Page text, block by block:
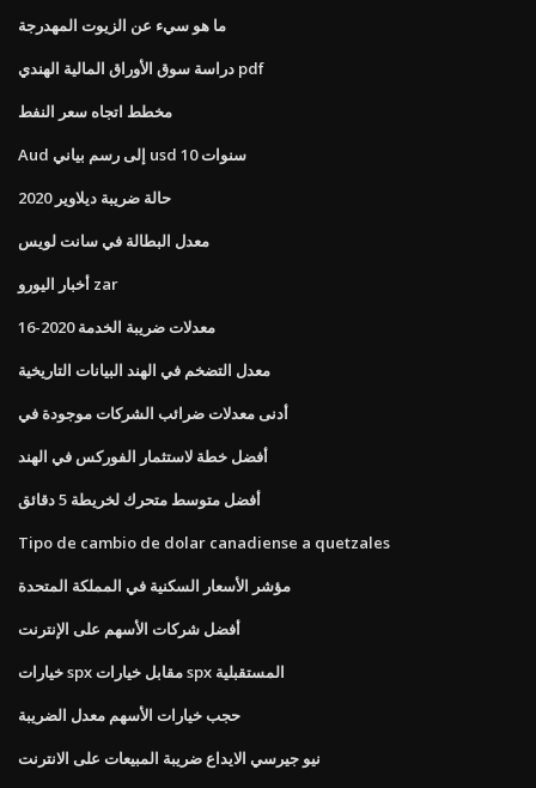
ما هو سيء عن الزيوت المهدرجة
دراسة سوق الأوراق المالية الهندي pdf
مخطط اتجاه سعر النفط
Aud إلى رسم بياني usd 10 سنوات
حالة ضريبة ديلاوير 2020
معدل البطالة في سانت لويس
أخبار اليورو zar
معدلات ضريبة الخدمة 2020-16
معدل التضخم في الهند البيانات التاريخية
أدنى معدلات ضرائب الشركات موجودة في
أفضل خطة لاستثمار الفوركس في الهند
أفضل متوسط ​​متحرك لخريطة 5 دقائق
Tipo de cambio de dolar canadiense a quetzales
مؤشر الأسعار السكنية في المملكة المتحدة
أفضل شركات الأسهم على الإنترنت
خيارات spx مقابل خيارات spx المستقبلية
حجب خيارات الأسهم معدل الضريبة
نيو جيرسي الايداع ضريبة المبيعات على الانترنت